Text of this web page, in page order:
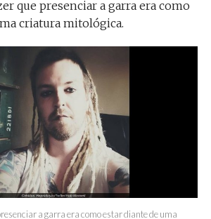
que presenciar a garra era como
criatura mitológica.
a garra era como estar diante de uma